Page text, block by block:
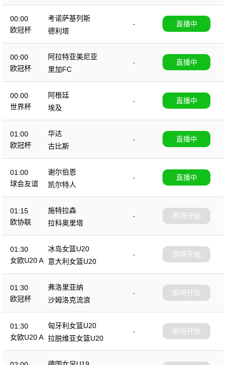
00:00
欧冠杯
考诺萨基列斯
-
德利塔
直播中
00:00
欧冠杯
阿拉特亚美尼亚
-
里加FC
直播中
00:00
世界杯
阿根廷
-
埃及
直播中
01:00
欧冠杯
华达
-
古比斯
直播中
01:00
球会友谊
谢尔伯恩
-
凯尔特人
直播中
01:15
欧协联
施特拉森
-
拉科奥里塔
即将开始
01:30
女欧U20 A
冰岛女篮U20
-
意大利女篮U20
即将开始
01:30
欧冠杯
弗洛里亚纳
-
沙姆洛克流浪
即将开始
01:30
女欧U20 A
匈牙利女篮U20
-
拉脱维亚女篮U20
即将开始